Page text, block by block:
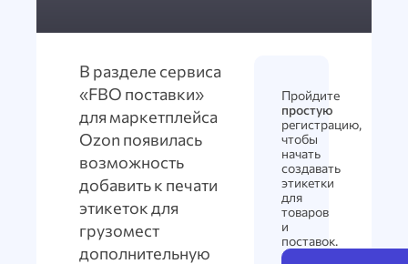
В разделе сервиса
«FBO поставки»
для маркетплейса
Ozon появилась
возможность
добавить к печати
этикеток для
грузомест
дополнительную
Пройдите
простую
регистрацию,
чтобы
начать
создавать
этикетки
для
товаров
и
поставок.